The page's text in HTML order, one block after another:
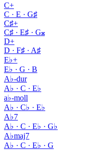
C+
C · E · G♯
C♯+
C♯ · E♯ · G𝄪
D+
D · F♯ · A♯
E♭+
E♭ · G · B
A♭-dur
A♭ · C · E♭
a♭-moll
A♭ · C♭ · E♭
A♭7
A♭ · C · E♭ · G♭
A♭maj7
A♭ · C · E♭ · G